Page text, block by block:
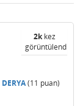
2kkez
görüntülendi
DERYA(11 puan)